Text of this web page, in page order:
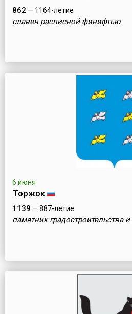
862 — 1164-летие
славен расписной финифтью
6 июня
Торжок
1139 — 887-летие
памятник градостроительства